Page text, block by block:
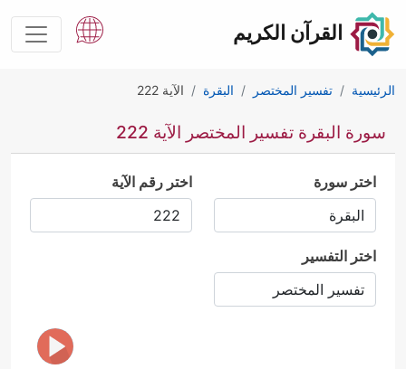
القرآن الكريم
الرئيسية تفسير المختصر البقرة الآية 222
سورة البقرة تفسير المختصر الآية 222
اختر سورة اختر رقم الآية
اختر التفسير